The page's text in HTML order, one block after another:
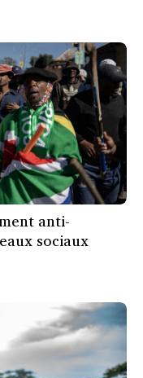
anti-
sociaux